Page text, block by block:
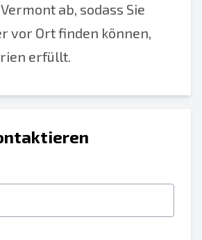
ab, sodass Sie
vor Ort finden können,
erfüllt.